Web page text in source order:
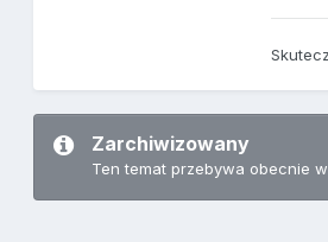
Zarchiwizowany
Ten temat przebywa obecnie